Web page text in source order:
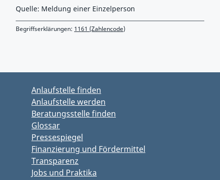
Quelle: Meldung einer Einzelperson
Begriffserklärungen: 1161 (Zahlencode)
Anlaufstelle finden
Anlaufstelle werden
Beratungsstelle finden
Glossar
Pressespiegel
Finanzierung und Fördermittel
Transparenz
Jobs und Praktika